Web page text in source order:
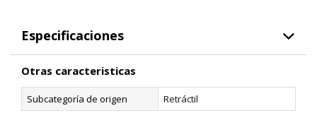
Especificaciones
Otras caracteristicas
Subcategoría de origen Retráctil